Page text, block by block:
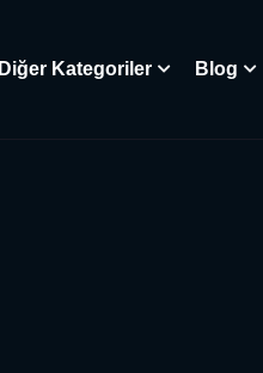
Diğer Kategoriler Blog